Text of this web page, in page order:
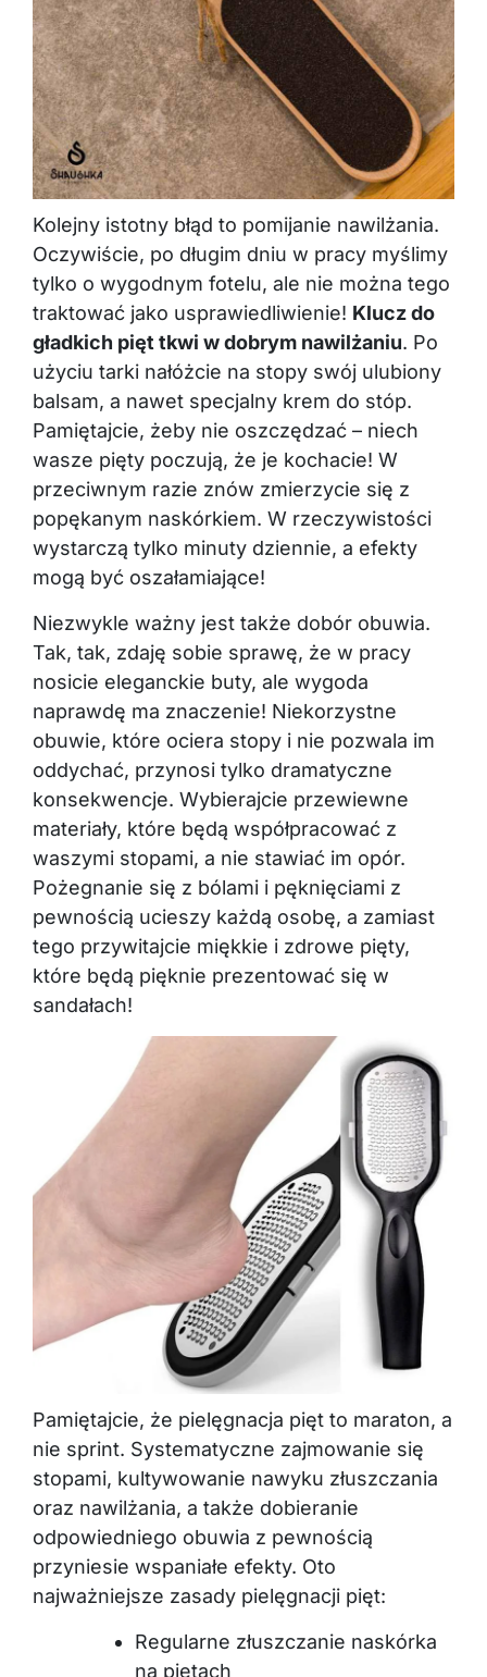
Kolejny istotny błąd to pomijanie nawilżania.
Oczywiście, po długim dniu w pracy myślimy
tylko o wygodnym fotelu, ale nie można tego
traktować jako usprawiedliwienie! Klucz do
gładkich pięt tkwi w dobrym nawilżaniu. Po
użyciu tarki nałóżcie na stopy swój ulubiony
balsam, a nawet specjalny krem do stóp.
Pamiętajcie, żeby nie oszczędzać – niech
wasze pięty poczują, że je kochacie! W
przeciwnym razie znów zmierzycie się z
popękanym naskórkiem. W rzeczywistości
wystarczą tylko minuty dziennie, a efekty
mogą być oszałamiające!
Niezwykle ważny jest także dobór obuwia.
Tak, tak, zdaję sobie sprawę, że w pracy
nosicie eleganckie buty, ale wygoda
naprawdę ma znaczenie! Niekorzystne
obuwie, które ociera stopy i nie pozwala im
oddychać, przynosi tylko dramatyczne
konsekwencje. Wybierajcie przewiewne
materiały, które będą współpracować z
waszymi stopami, a nie stawiać im opór.
Pożegnanie się z bólami i pęknięciami z
pewnością ucieszy każdą osobę, a zamiast
tego przywitajcie miękkie i zdrowe pięty,
które będą pięknie prezentować się w
sandałach!
Pamiętajcie, że pielęgnacja pięt to maraton, a
nie sprint. Systematyczne zajmowanie się
stopami, kultywowanie nawyku złuszczania
oraz nawilżania, a także dobieranie
odpowiedniego obuwia z pewnością
przyniesie wspaniałe efekty. Oto
najważniejsze zasady pielęgnacji pięt:
Regularne złuszczanie naskórka
na piętach